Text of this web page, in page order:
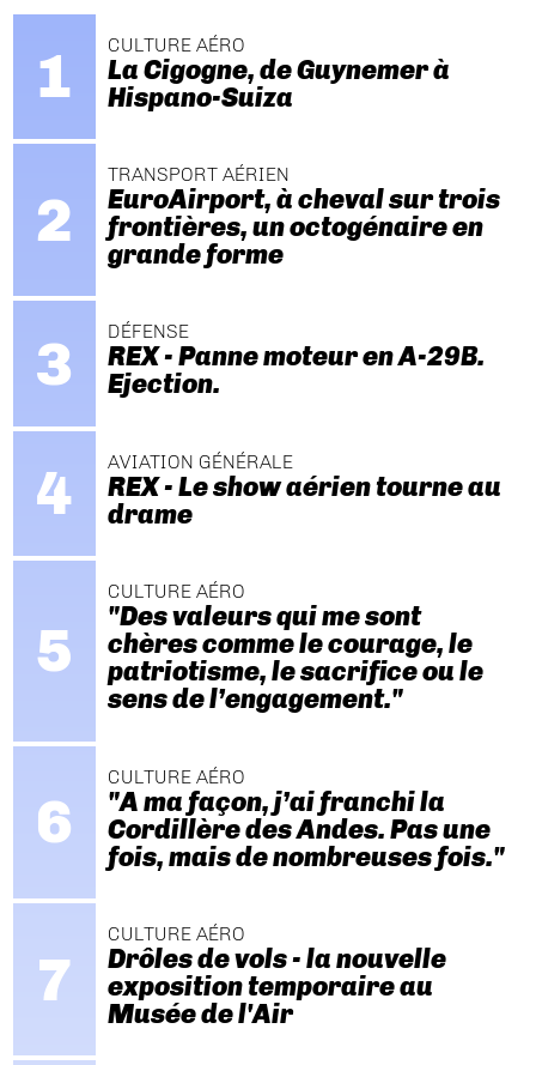
CULTURE AÉRO
La Cigogne, de Guynemer à
Hispano-Suiza
TRANSPORT AÉRIEN
EuroAirport, à cheval sur trois
frontières, un octogénaire en
grande forme
DÉFENSE
REX - Panne moteur en A-29B.
Ejection.
AVIATION GÉNÉRALE
REX - Le show aérien tourne au
drame
CULTURE AÉRO
"Des valeurs qui me sont
chères comme le courage, le
patriotisme, le sacrifice ou le
sens de l’engagement."
CULTURE AÉRO
"A ma façon, j’ai franchi la
Cordillère des Andes. Pas une
fois, mais de nombreuses fois."
CULTURE AÉRO
Drôles de vols - la nouvelle
exposition temporaire au
Musée de l'Air